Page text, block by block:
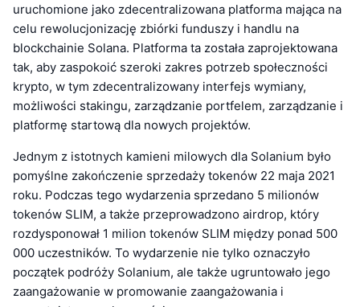
uruchomione jako zdecentralizowana platforma mająca na
celu rewolucjonizację zbiórki funduszy i handlu na
blockchainie Solana. Platforma ta została zaprojektowana
tak, aby zaspokoić szeroki zakres potrzeb społeczności
krypto, w tym zdecentralizowany interfejs wymiany,
możliwości stakingu, zarządzanie portfelem, zarządzanie i
platformę startową dla nowych projektów.
Jednym z istotnych kamieni milowych dla Solanium było
pomyślne zakończenie sprzedaży tokenów 22 maja 2021
roku. Podczas tego wydarzenia sprzedano 5 milionów
tokenów SLIM, a także przeprowadzono airdrop, który
rozdysponował 1 milion tokenów SLIM między ponad 500
000 uczestników. To wydarzenie nie tylko oznaczyło
początek podróży Solanium, ale także ugruntowało jego
zaangażowanie w promowanie zaangażowania i